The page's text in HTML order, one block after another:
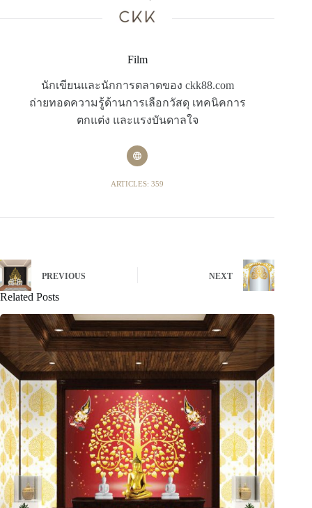
Film
นักเขียนและนักการตลาดของ ckk88.com
ถ่ายทอดความรู้ด้านการเลือกวัสดุ เทคนิคการ
ตกแต่ง และแรงบันดาลใจ
ARTICLES: 359
PREVIOUS NEXT
Related Posts